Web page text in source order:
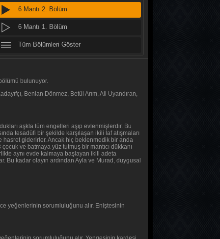
47. Bölüm
Altı Üstü İstanbul
Daha 17
Her Şey Mümkün
2. Bölüm
Her Şey Mümkün
2. Bölüm
6 Mantı 2. Bölüm
6 Mantı 1. Bölüm
Tüm Bölümleri Göster
bulunuyor.
Benian Dönmez, Betül Arım, Ali Uyandıran,
aşkla tüm engelleri aşıp evlenmişlerdir. Bu
tesadüfi bir şekilde karşılaşan ikili laf atışmaları
hasret giderirler. Ancak hiç beklenmedik bir anda
ve batmaya yüz tutmuş bir mantıcı dükkanı
aynı evde kalmaya başlayan ikili adeta
Bu kadar olayın ardından Ayla ve Murad, duygusal
yeğenlerinin sorumluluğunu alır. Eniştesinin